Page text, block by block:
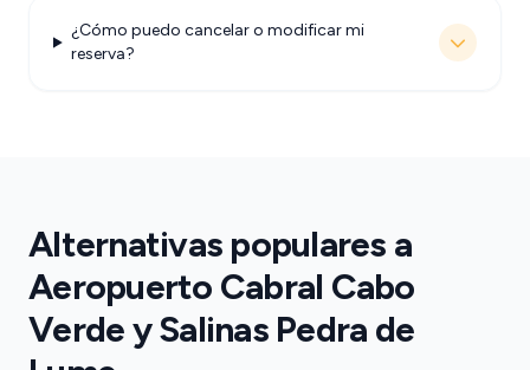
¿Cómo puedo cancelar o modificar mi
reserva?
Alternativas populares a
Aeropuerto Cabral Cabo
Verde y Salinas Pedra de